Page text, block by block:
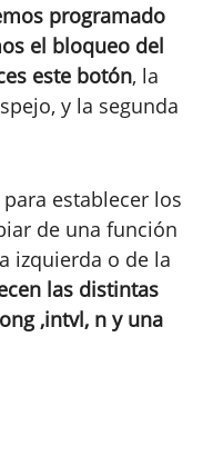
programado
el bloqueo del
este botón, la
y la segunda
establecer los
de una función
izquierda o de la
las distintas
,intvl, n y una